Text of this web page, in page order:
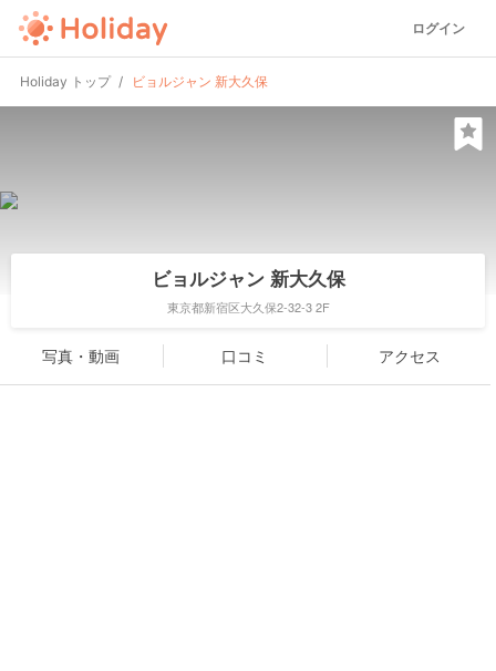
ログイン
Holiday トップ ビョルジャン 新大久保
ビョルジャン 新大久保
東京都新宿区大久保2-32-3 2F
写真・動画 口コミ アクセス